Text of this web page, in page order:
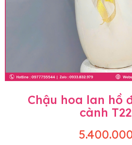
Chậu hoa lan hồ
cành